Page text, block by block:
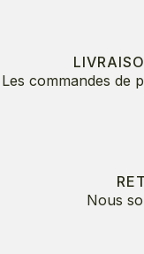
Les commandes de
Nous